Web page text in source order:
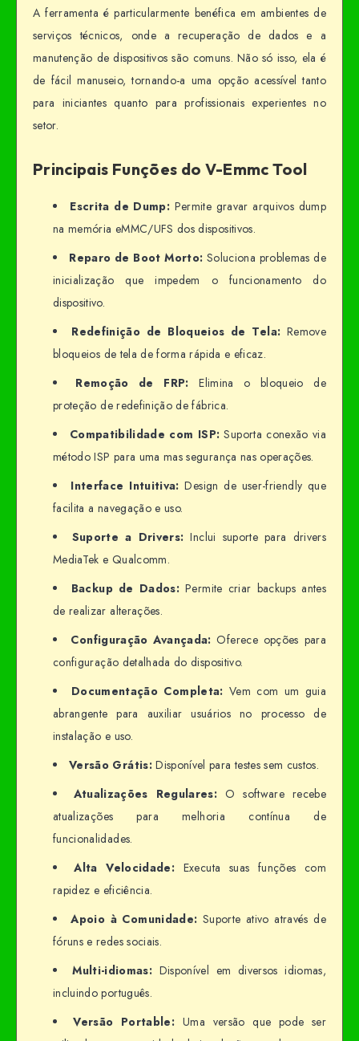
A ferramenta é particularmente benéfica em ambientes de
serviços técnicos, onde a recuperação de dados e a
manutenção de dispositivos são comuns. Não só isso, ela é
de fácil manuseio, tornando-a uma opção acessível tanto
para iniciantes quanto para profissionais experientes no
setor.
Principais Funções do V-Emmc Tool
Escrita de Dump: Permite gravar arquivos dump
na memória eMMC/UFS dos dispositivos.
Reparo de Boot Morto: Soluciona problemas de
inicialização que impedem o funcionamento do
dispositivo.
Redefinição de Bloqueios de Tela: Remove
bloqueios de tela de forma rápida e eficaz.
Remoção de FRP: Elimina o bloqueio de
proteção de redefinição de fábrica.
Compatibilidade com ISP: Suporta conexão via
método ISP para uma mas segurança nas operações.
Interface Intuitiva: Design de user-friendly que
facilita a navegação e uso.
Suporte a Drivers: Inclui suporte para drivers
MediaTek e Qualcomm.
Backup de Dados: Permite criar backups antes
de realizar alterações.
Configuração Avançada: Oferece opções para
configuração detalhada do dispositivo.
Documentação Completa: Vem com um guia
abrangente para auxiliar usuários no processo de
instalação e uso.
Versão Grátis:Disponível para testes sem custos.
Atualizações Regulares: O software recebe
atualizações para melhoria contínua de
funcionalidades.
Alta Velocidade: Executa suas funções com
rapidez e eficiência.
Apoio à Comunidade: Suporte ativo através de
fóruns e redes sociais.
Multi-idiomas: Disponível em diversos idiomas,
incluindo português.
Versão Portable: Uma versão que pode ser